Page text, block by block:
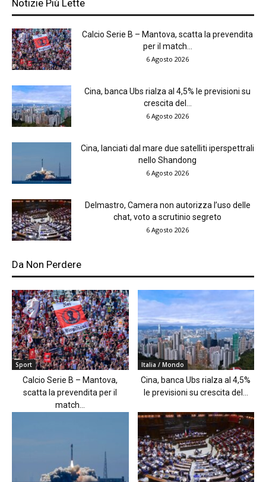
Notizie Più Lette
Calcio Serie B – Mantova, scatta la prevendita
per il match...
6 Agosto 2026
Cina, banca Ubs rialza al 4,5% le previsioni su
crescita del...
6 Agosto 2026
Cina, lanciati dal mare due satelliti iperspettrali
nello Shandong
6 Agosto 2026
Delmastro, Camera non autorizza l’uso delle
chat, voto a scrutinio segreto
6 Agosto 2026
Da Non Perdere
Sport
Calcio Serie B – Mantova,
scatta la prevendita per il
match...
Italia / Mondo
Cina, banca Ubs rialza al 4,5%
le previsioni su crescita del...